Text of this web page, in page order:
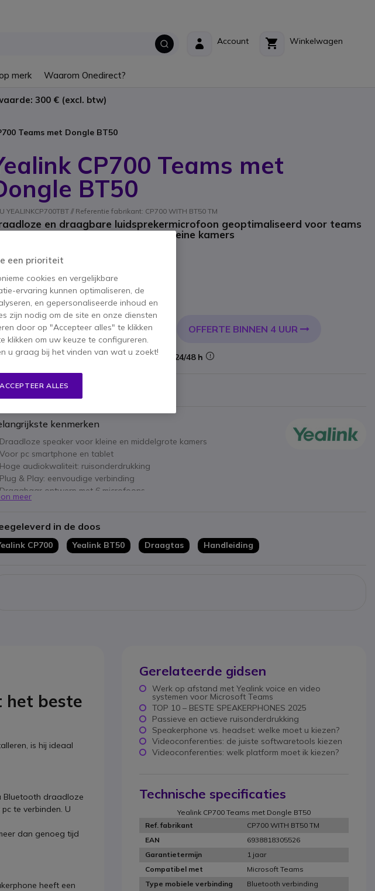
Winkelwagen
Account
merk Waarom Onedirect?
300 € (excl. btw)
Teams met Dongle BT50
CP700 Teams met
BT50
YEALINKCP700TBT // Referentie fabrikant: CP700 WITH BT50 TM
en draagbare luidsprekermicrofoon geoptimaliseerd voor teams
Bluetooth-dongle - ideaal voor kleine kamers
BESPAAR 80,00 €
€
€ - 149,98 € incl. BTW
IN WINKELWAGEN OFFERTE BINNEN 4 UUR
1 producten op voorraad Levering: 24/48 h
1 jaarFabrieksgarantie
kenmerken
Draadloze speaker voor kleine en middelgrote kamers
Voor pc smartphone en tablet
Hoge audiokwaliteit: ruisonderdrukking
Plug & Play: eenvoudige verbinding
Draagbaar ontwerp met 6 microfoons
Met Bluetooth en USB-A aansluiting
360º bereik en 1 5 meter
PACK: Dongle voor draadloze verbinding met pc
Geoptimaliseerd voor MicrosoftTeams
meer
in de doos
CP700 Yealink BT50 Draagtas Handleiding
het beste
is hij ideaal
Bluetooth draadloze
te verbinden. U
dan genoeg tijd
heeft een
Gerelateerde gidsen
Werk op afstand met Yealink voice en video
systemen voor Microsoft Teams
TOP 10 – BESTE SPEAKERPHONES 2025
Passieve en actieve ruisonderdrukking
Speakerphone vs. headset: welke moet u kiezen?
Videoconferenties: de juiste softwaretools kiezen
Videoconferenties: welk platform moet ik kiezen?
Technische specificaties
Yealink CP700 Teams met Dongle BT50
Ref. fabrikant
CP700 WITH BT50 TM
EAN
6938818305526
Garantietermijn
1 jaar
Compatibel met
Microsoft Teams
Type mobiele verbinding
Bluetooth verbinding
een prioriteit
cookies en vergelijkbare
ervaring kunnen optimaliseren, de
en gepersonaliseerde inhoud en
zijn nodig om de site en onze diensten
door op "Accepteer alles" te klikken
om uw keuze te configureren.
u graag bij het vinden van wat u zoekt!
ACCEPTEER ALLES